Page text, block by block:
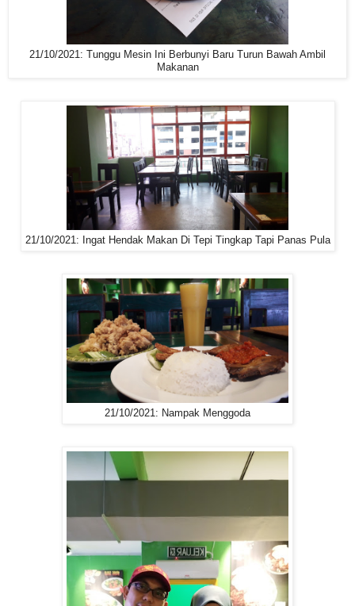
21/10/2021: Tunggu Mesin Ini Berbunyi Baru Turun Bawah Ambil
Makanan
21/10/2021: Ingat Hendak Makan Di Tepi Tingkap Tapi Panas Pula
21/10/2021: Nampak Menggoda